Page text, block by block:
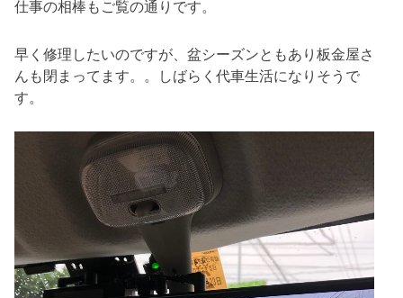
仕事の相棒もご覧の通りです。
早く修理したいのですが、盆シーズンともあり板金屋さ
んも閉まってます。。しばらく代車生活になりそうで
す。